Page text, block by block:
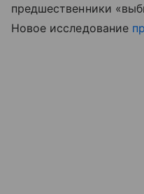
предшественники
Новое исследование